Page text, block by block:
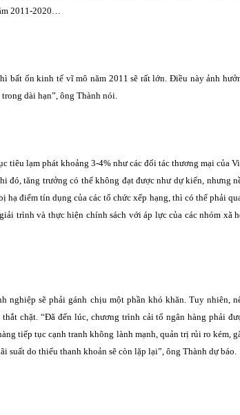
2011-2020…
ổn kinh tế vĩ mô năm 2011 sẽ rất lớn. Điều này ảnh
dài hạn”, ông Thành nói.
tiêu lạm phát khoảng 3-4% như các đối tác thương mại của
đó, tăng trưởng có thể không đạt được như dự kiến, nhưng
hạ điểm tín dụng của các tổ chức xếp hạng, thì có thể phải
trình và thực hiện chính sách với áp lực của các nhóm xã
nghiệp sẽ phải gánh chịu một phần khó khăn. Tuy nhiên,
chặt. “Đã đến lúc, chương trình cải tổ ngân hàng phải
tiếp tục cạnh tranh không lành mạnh, quản trị rủi ro kém,
suất do thiếu thanh khoản sẽ còn lặp lại”, ông Thành dự báo.